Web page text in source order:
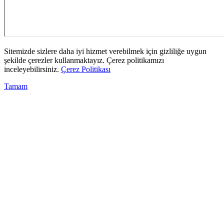
Sitemizde sizlere daha iyi hizmet verebilmek için gizliliğe uygun
şekilde çerezler kullanmaktayız. Çerez politikamızı
inceleyebilirsiniz. Çerez Politikası
Tamam